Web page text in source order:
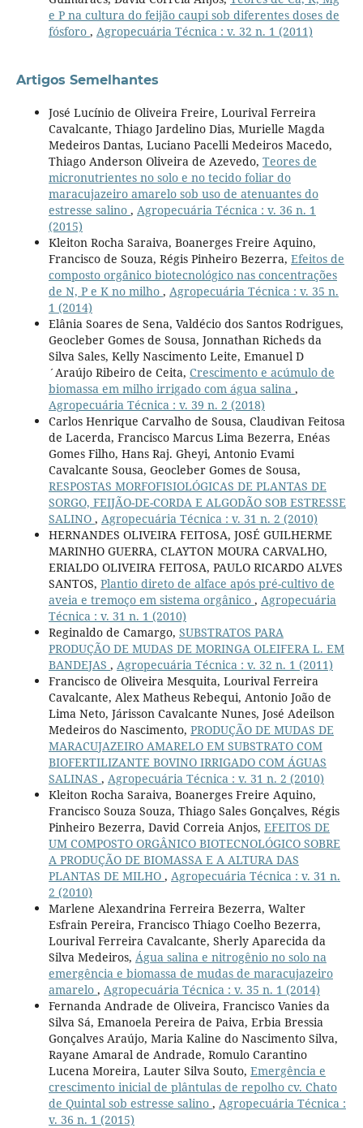
e P na cultura do feijão caupi sob diferentes doses de
fósforo , Agropecuária Técnica : v. 32 n. 1 (2011)
Artigos Semelhantes
José Lucínio de Oliveira Freire, Lourival Ferreira
Cavalcante, Thiago Jardelino Dias, Murielle Magda
Medeiros Dantas, Luciano Pacelli Medeiros Macedo,
Thiago Anderson Oliveira de Azevedo, Teores de
micronutrientes no solo e no tecido foliar do
maracujazeiro amarelo sob uso de atenuantes do
estresse salino , Agropecuária Técnica : v. 36 n. 1
(2015)
Kleiton Rocha Saraiva, Boanerges Freire Aquino,
Francisco de Souza, Régis Pinheiro Bezerra, Efeitos de
composto orgânico biotecnológico nas concentrações
de N, P e K no milho , Agropecuária Técnica : v. 35 n.
1 (2014)
Elânia Soares de Sena, Valdécio dos Santos Rodrigues,
Geocleber Gomes de Sousa, Jonnathan Richeds da
Silva Sales, Kelly Nascimento Leite, Emanuel D
´Araújo Ribeiro de Ceita, Crescimento e acúmulo de
biomassa em milho irrigado com água salina ,
Agropecuária Técnica : v. 39 n. 2 (2018)
Carlos Henrique Carvalho de Sousa, Claudivan Feitosa
de Lacerda, Francisco Marcus Lima Bezerra, Enéas
Gomes Filho, Hans Raj. Gheyi, Antonio Evami
Cavalcante Sousa, Geocleber Gomes de Sousa,
RESPOSTAS MORFOFISIOLÓGICAS DE PLANTAS DE
SORGO, FEIJÃO-DE-CORDA E ALGODÃO SOB ESTRESSE
SALINO , Agropecuária Técnica : v. 31 n. 2 (2010)
HERNANDES OLIVEIRA FEITOSA, JOSÉ GUILHERME
MARINHO GUERRA, CLAYTON MOURA CARVALHO,
ERIALDO OLIVEIRA FEITOSA, PAULO RICARDO ALVES
SANTOS, Plantio direto de alface após pré-cultivo de
aveia e tremoço em sistema orgânico , Agropecuária
Técnica : v. 31 n. 1 (2010)
Reginaldo de Camargo, SUBSTRATOS PARA
PRODUÇÃO DE MUDAS DE MORINGA OLEIFERA L. EM
BANDEJAS , Agropecuária Técnica : v. 32 n. 1 (2011)
Francisco de Oliveira Mesquita, Lourival Ferreira
Cavalcante, Alex Matheus Rebequi, Antonio João de
Lima Neto, Járisson Cavalcante Nunes, José Adeilson
Medeiros do Nascimento, PRODUÇÃO DE MUDAS DE
MARACUJAZEIRO AMARELO EM SUBSTRATO COM
BIOFERTILIZANTE BOVINO IRRIGADO COM ÁGUAS
SALINAS , Agropecuária Técnica : v. 31 n. 2 (2010)
Kleiton Rocha Saraiva, Boanerges Freire Aquino,
Francisco Souza Souza, Thiago Sales Gonçalves, Régis
Pinheiro Bezerra, David Correia Anjos, EFEITOS DE
UM COMPOSTO ORGÂNICO BIOTECNOLÓGICO SOBRE
A PRODUÇÃO DE BIOMASSA E A ALTURA DAS
PLANTAS DE MILHO , Agropecuária Técnica : v. 31 n.
2 (2010)
Marlene Alexandrina Ferreira Bezerra, Walter
Esfrain Pereira, Francisco Thiago Coelho Bezerra,
Lourival Ferreira Cavalcante, Sherly Aparecida da
Silva Medeiros, Água salina e nitrogênio no solo na
emergência e biomassa de mudas de maracujazeiro
amarelo , Agropecuária Técnica : v. 35 n. 1 (2014)
Fernanda Andrade de Oliveira, Francisco Vanies da
Silva Sá, Emanoela Pereira de Paiva, Erbia Bressia
Gonçalves Araújo, Maria Kaline do Nascimento Silva,
Rayane Amaral de Andrade, Romulo Carantino
Lucena Moreira, Lauter Silva Souto, Emergência e
crescimento inicial de plântulas de repolho cv. Chato
de Quintal sob estresse salino , Agropecuária Técnica :
v. 36 n. 1 (2015)